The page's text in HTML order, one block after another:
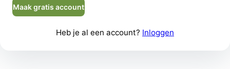
Maak gratis account
Heb je al een account? Inloggen